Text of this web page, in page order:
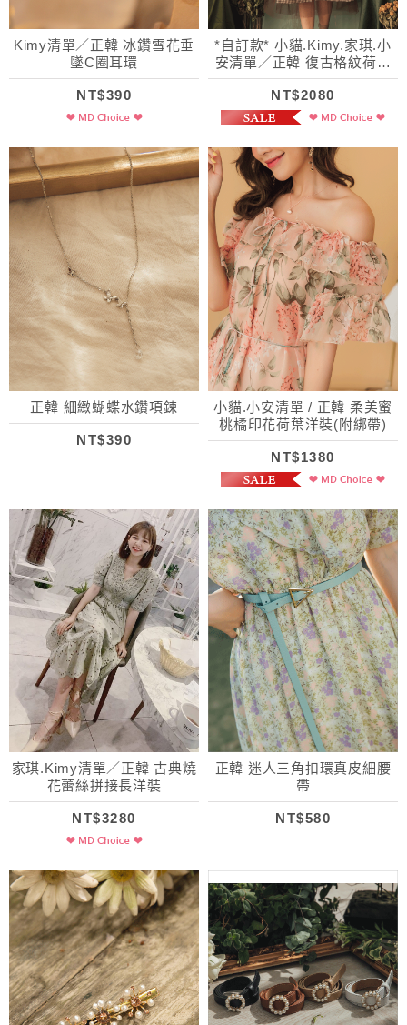
Kimy清單／正韓 冰鑽雪花垂
墜C圈耳環
NT$390
*自訂款* 小貓.Kimy.家琪.小
安清單／正韓 復古格紋荷葉
層次拼紗外套
NT$2080
正韓 細緻蝴蝶水鑽項鍊
NT$390
小貓.小安清單 / 正韓 柔美蜜
桃橘印花荷葉洋裝(附綁帶)
NT$1380
家琪.Kimy清單／正韓 古典燒
花蕾絲拼接長洋裝
NT$3280
正韓 迷人三角扣環真皮細腰
帶
NT$580